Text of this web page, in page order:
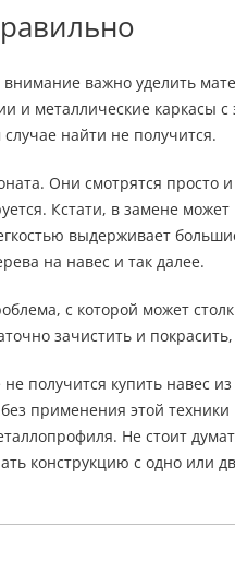
важно уделить
и металлические каркасы
найти не получится.
Они смотрятся просто
Кстати, в замене может
выдерживает
на навес и так далее.
с которой может
зачистить и
получится купить навес
применения этой техники
Не стоит
конструкцию с одно или